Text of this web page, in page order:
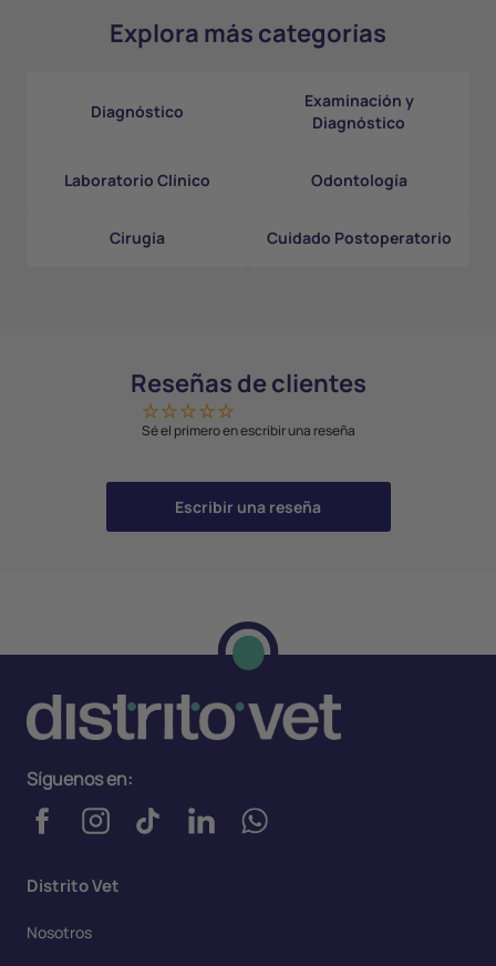
Explora más categorías
Diagnóstico
Examinación y
Diagnóstico
Laboratorio Clínico Odontología
Cirugía Cuidado Postoperatorio
Reseñas de clientes
Sé el primero en escribir una reseña
Escribir una reseña
Distrito Vet
Nosotros
Síguenos en: